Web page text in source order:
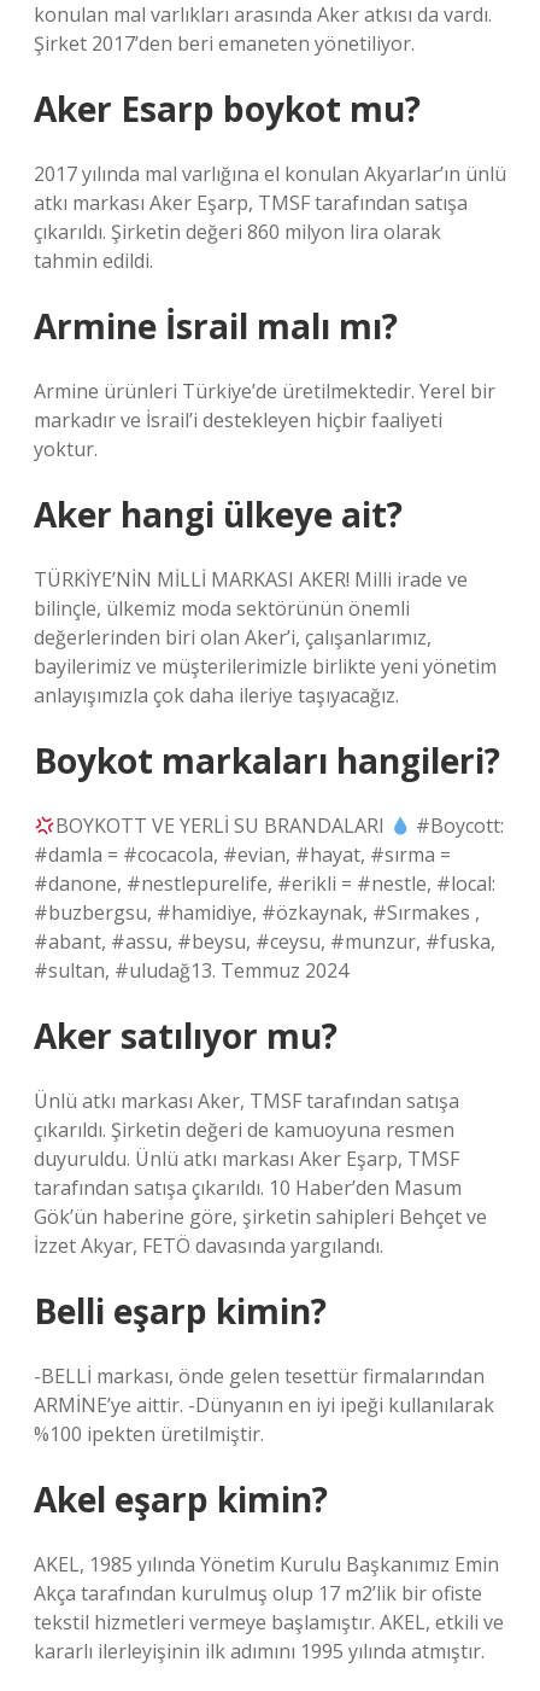
konulan mal varlıkları arasında Aker atkısı da vardı.
Şirket 2017’den beri emaneten yönetiliyor.
Aker Esarp boykot mu?
2017 yılında mal varlığına el konulan Akyarlar’ın ünlü
atkı markası Aker Eşarp, TMSF tarafından satışa
çıkarıldı. Şirketin değeri 860 milyon lira olarak
tahmin edildi.
Armine İsrail malı mı?
Armine ürünleri Türkiye’de üretilmektedir. Yerel bir
markadır ve İsrail’i destekleyen hiçbir faaliyeti
yoktur.
Aker hangi ülkeye ait?
TÜRKİYE’NİN MİLLİ MARKASI AKER! Milli irade ve
bilinçle, ülkemiz moda sektörünün önemli
değerlerinden biri olan Aker’i, çalışanlarımız,
bayilerimiz ve müşterilerimizle birlikte yeni yönetim
anlayışımızla çok daha ileriye taşıyacağız.
Boykot markaları hangileri?
BOYKOTT VE YERLİ SU BRANDALARI
#Boycott:
#damla = #cocacola, #evian, #hayat, #sırma =
#danone, #nestlepurelife, #erikli = #nestle, #local:
#buzbergsu, #hamidiye, #özkaynak, #Sırmakes ,
#abant, #assu, #beysu, #ceysu, #munzur, #fuska,
#sultan, #uludağ13. Temmuz 2024
Aker satılıyor mu?
Ünlü atkı markası Aker, TMSF tarafından satışa
çıkarıldı. Şirketin değeri de kamuoyuna resmen
duyuruldu. Ünlü atkı markası Aker Eşarp, TMSF
tarafından satışa çıkarıldı. 10 Haber’den Masum
Gök’ün haberine göre, şirketin sahipleri Behçet ve
İzzet Akyar, FETÖ davasında yargılandı.
Belli eşarp kimin?
-BELLİ markası, önde gelen tesettür firmalarından
ARMİNE’ye aittir. -Dünyanın en iyi ipeği kullanılarak
%100 ipekten üretilmiştir.
Akel eşarp kimin?
AKEL, 1985 yılında Yönetim Kurulu Başkanımız Emin
Akça tarafından kurulmuş olup 17 m2’lik bir ofiste
tekstil hizmetleri vermeye başlamıştır. AKEL, etkili ve
kararlı ilerleyişinin ilk adımını 1995 yılında atmıştır.